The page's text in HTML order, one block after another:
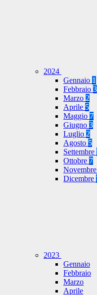
2024
Gennaio 1
Febbraio 3
Marzo 2
Aprile 5
Maggio 7
Giugno 3
Luglio 2
Agosto 5
Settembre
Ottobre 7
Novembre
Dicembre
2023
Gennaio
Febbraio
Marzo
Aprile